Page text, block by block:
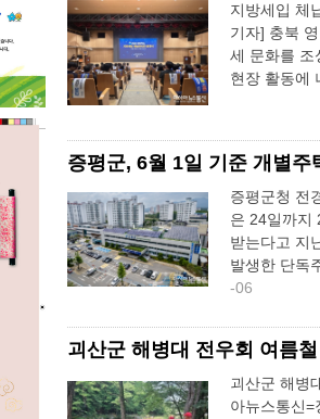
지방세입 체
기자] 충북
세 문화를 조
현장 활동에
증평군, 6월 1일 기준 개별
증평군청 전
은 24일까지
받는다고 지
발생한 단독
-06
괴산군 해병대 전우회 여름
괴산군 해병
아뉴스통신